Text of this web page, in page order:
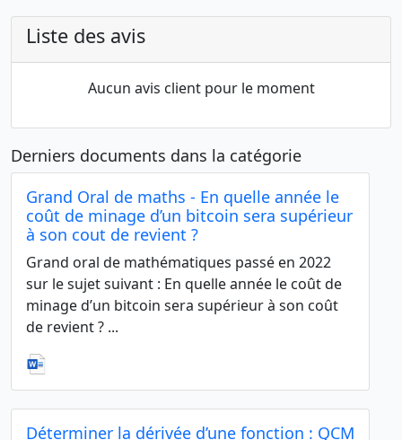
Liste des avis
Aucun avis client pour le moment
Derniers documents dans la catégorie
Grand Oral de maths - En quelle année le
coût de minage d’un bitcoin sera supérieur
à son cout de revient ?
Grand oral de mathématiques passé en 2022
sur le sujet suivant : En quelle année le coût de
minage d’un bitcoin sera supérieur à son coût
de revient ? ...
Déterminer la dérivée d’une fonction : QCM